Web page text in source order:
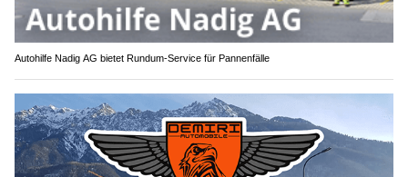
Autohilfe Nadig AG bietet Rundum‑Service für Pannenfälle